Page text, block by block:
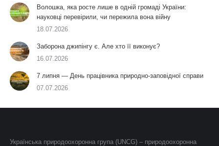
Волошка, яка росте лише в одній громаді України:
науковці перевірили, чи пережила вона війну
18.07.2026
Заборона джипінгу є. Але хто її виконує?
16.07.2026
7 липня — День працівника природно-заповідної справи
07.07.2026
Українська природоохоронна група (UNCG) – природоохоронна